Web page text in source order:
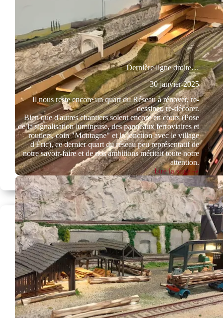
Dernière ligne droite…
30 janvier 2025
Il nous reste encore un quart du Réseau à rénover, re-
dessiner, re-décorer.
Bien que d'autres chantiers soient encore en cours (Pose
de la signalisation lumineuse, des panneaux ferroviaires et
routiers, coin "Montagne" et la jonction avec le village
d'Éric), ce dernier quart du réseau peu représentatif de
notre savoir-faire et de nos ambitions méritait toute notre
attention.
Lire la suite
Dernière
ligne
droite…